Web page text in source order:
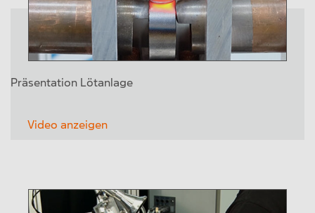
Präsentation Lötanlage
Video anzeigen